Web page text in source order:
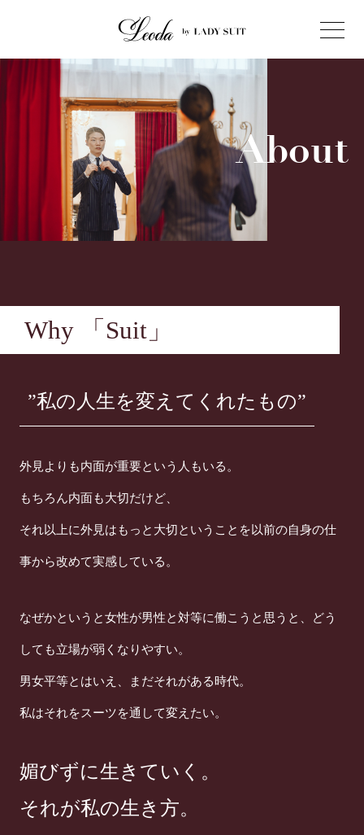
About
Why 「Suit」
”私の人生を変えてくれたもの”
外見よりも内面が重要という人もいる。
もちろん内面も大切だけど、
それ以上に外見はもっと大切ということを以前の自身の仕
事から改めて実感している。
なぜかというと女性が男性と対等に働こうと思うと、どう
しても立場が弱くなりやすい。
男女平等とはいえ、まだそれがある時代。
私はそれをスーツを通して変えたい。
媚びずに生きていく。
それが私の生き方。